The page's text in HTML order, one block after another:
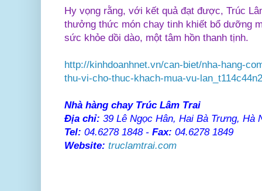
Hy vọng rằng, với kết quả đạt được, Trúc
thưởng thức món chay tinh khiết bổ dưỡng
sức khỏe dồi dào, một tâm hồn thanh tịnh.
http://kinhdoanhnet.vn/can-biet/nha-hang-
thu-vi-cho-thuc-khach-mua-vu-
Nhà hàng chay Trúc Lâm Trai
Địa chỉ: 39 Lê Ngọc Hân, Hai Bà Trưng, Hà
Tel: 04.6278 1848 - Fax: 04.6278 1849
Website: truclamtrai.com